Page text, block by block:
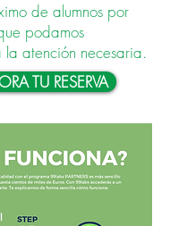
de alumnos por
podamos
atención necesaria.
TU RESERVA